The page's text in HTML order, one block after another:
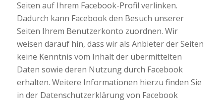
Seiten auf Ihrem Facebook-Profil verlinken.
Dadurch kann Facebook den Besuch unserer
Seiten Ihrem Benutzerkonto zuordnen. Wir
weisen darauf hin, dass wir als Anbieter der Seiten
keine Kenntnis vom Inhalt der übermittelten
Daten sowie deren Nutzung durch Facebook
erhalten. Weitere Informationen hierzu finden Sie
in der Datenschutzerklärung von Facebook